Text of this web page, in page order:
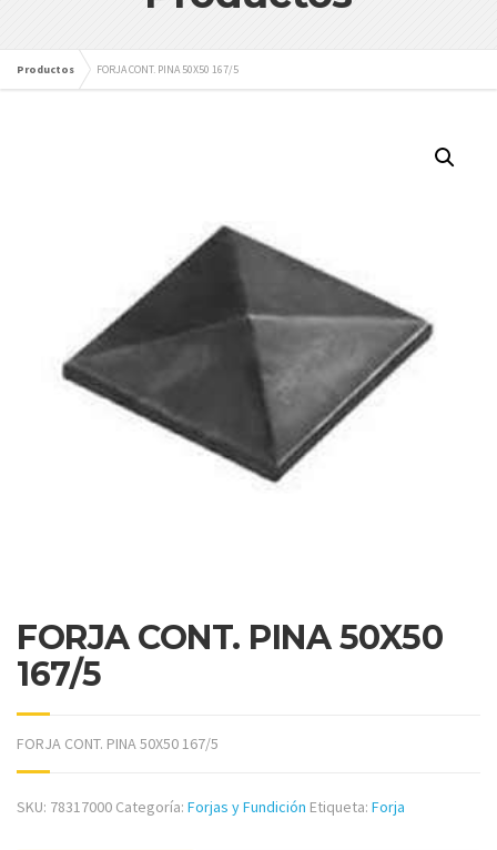
Productos FORJA CONT. PINA 50X50 167/5
FORJA CONT. PINA 50X50
167/5
FORJA CONT. PINA 50X50 167/5
SKU: 78317000 Categoría: Forjas y Fundición Etiqueta: Forja